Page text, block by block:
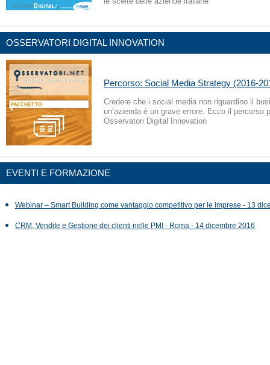
OSSERVATORI DIGITAL INNOVATION
Percorso: Social Media Strategy (2016-
Credere che i social media non riguardino il
un’azienda è un grave errore. Ecco il percorso
Osservatori Digital Innovation
EVENTI E FORMAZIONE
Webinar – Smart Building come vantaggio competitivo per le imprese - 13
CRM, Vendite e Gestione dei clienti nelle PMI - Roma - 14 dicembre 2016